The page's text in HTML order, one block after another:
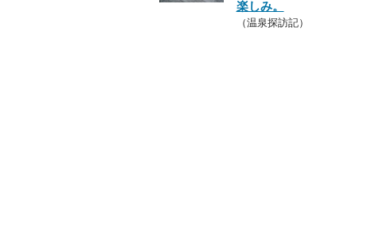
楽しみ。
（温泉探訪記）